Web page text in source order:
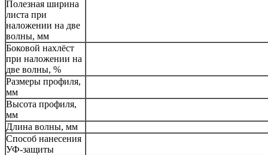
Полезная ширина
листа при
наложении на две
волны, мм
Боковой нахлёст
при наложении на
две волны, %
Размеры профиля,
мм
Высота профиля,
мм
Длина волны, мм
Способ нанесения
УФ-защиты